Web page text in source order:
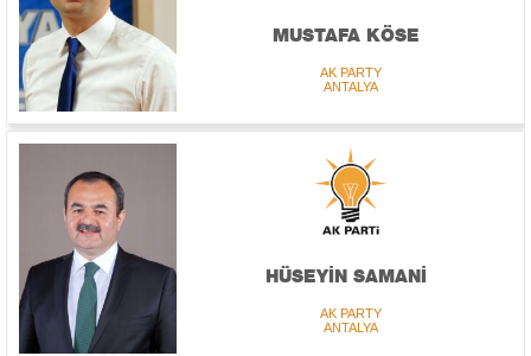
MUSTAFA KÖSE
AK PARTY
ANTALYA
HÜSEYİN SAMANİ
AK PARTY
ANTALYA